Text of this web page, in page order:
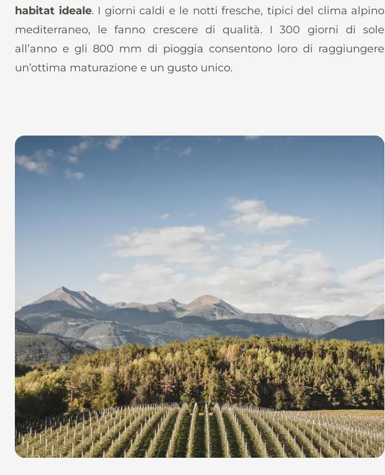
habitat ideale. I giorni caldi e le notti fresche, tipici del clima alpino
mediterraneo, le fanno crescere di qualità. I 300 giorni di sole
all’anno e gli 800 mm di pioggia consentono loro di raggiungere
un’ottima maturazione e un gusto unico.